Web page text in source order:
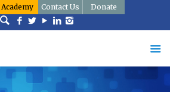
Academy Contact Us Donate